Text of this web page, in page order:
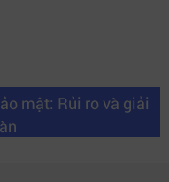
mật: Rủi ro và giải